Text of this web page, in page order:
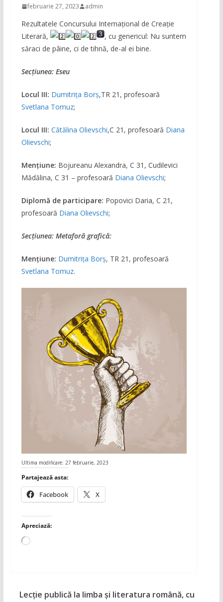
februarie 27, 2023 admin
Rezultatele Concursului Internațional de Creație
Literară,
, cu genericul: Nu suntem
săraci de pâine, ci de tihnă, de-al ei bine.
Secțiunea: Eseu
Locul III: Dumitrița Borș,TR 21, profesoară
Svetlana Tomuz;
Locul III: Cătălina Olievschi,C 21, profesoară Diana
Olievschi;
Mențiune: Bojureanu Alexandra, C 31, Cudilevici
Mădălina, C 31 – profesoară Diana Olievschi;
Diplomă de participare: Popovici Daria, C 21,
profesoară Diana Olievschi;
Secțiunea: Metaforă grafică:
Mențiune: Dumitrița Borș, TR 21, profesoară
Svetlana Tomuz.
Ultima modificare: 27 februarie, 2023
Partajează asta:
Facebook X
Apreciază:
Încarc...
Lecție publică la limba și literatura română, cu